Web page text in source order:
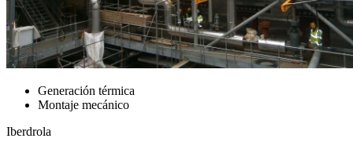
Generación térmica
Montaje mecánico
Iberdrola